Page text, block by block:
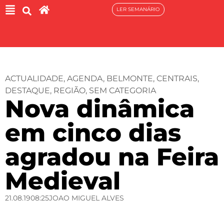
LER SEMANÁRIO
ACTUALIDADE, AGENDA, BELMONTE, CENTRAIS,
DESTAQUE, REGIÃO, SEM CATEGORIA
Nova dinâmica
em cinco dias
agradou na Feira
Medieval
21.08.1908:25JOAO MIGUEL ALVES